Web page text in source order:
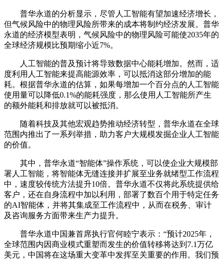
普华永道的分析显示，尽管人工智能有望加速经济增长，
但气候风险中的物理风险所带来的成本将制约经济发展。普华
永道的经济模型表明，气候风险中的物理风险可能使2035年的
全球经济规模比预期缩小近7%。
人工智能的普及预计将导致数据中心能耗增加。然而，适
度利用人工智能来提高能源效率，可以抵消这部分增加的能
耗。根据普华永道的估算，如果每增加一个百分点的人工智能
使用量可以降低0.1%的能耗强度，那么使用人工智能所产生
的额外能耗和排放就可以被抵消。
随着科技及其他宏观趋势推动经济转型，普华永道在全球
范围内推出了一系列举措，助力客户大规模发掘企业人工智能
的价值。
其中，普华永道“智能体”操作系统，可以使企业大规模部
署人工智能，将智能体无缝连接并扩展至业务就绪型工作流程
中，速度较传统方法提升10倍。普华永道不仅将此系统提供给
客户，还在自身流程中加以利用，部署了数百个用于特定任务
的AI智能体，并将其集成至工作流程中，从而在税务、审计
及咨询服务方面带来生产力提升。
普华永道中国兼首席执行官何睦宁表示：“预计2025年，
全球范围内因商业模式重塑而发生的价值转移将达到7.1万亿
美元，中国将在这场重大变革中发挥至关重要的作用。我们预